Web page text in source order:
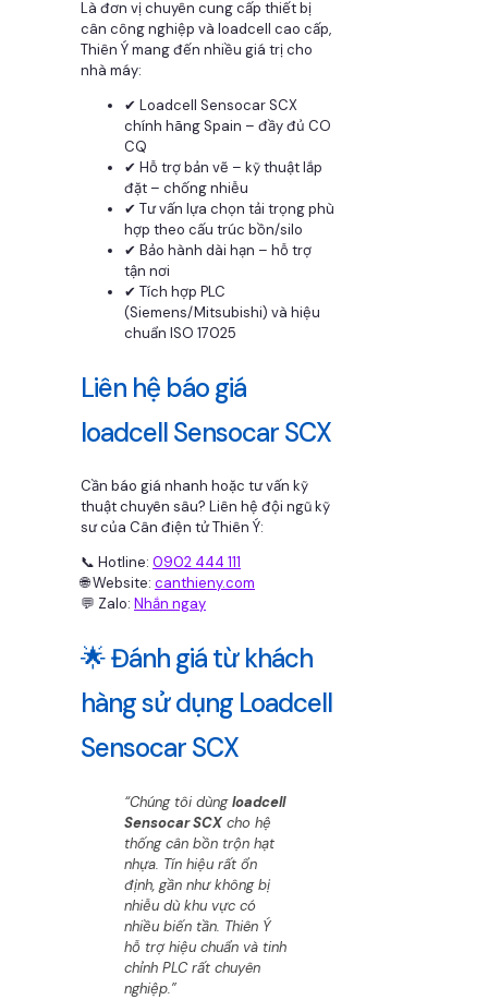
Là đơn vị chuyên cung cấp thiết bị
cân công nghiệp và loadcell cao cấp,
Thiên Ý mang đến nhiều giá trị cho
nhà máy:
✔ Loadcell Sensocar SCX
chính hãng Spain – đầy đủ CO
CQ
✔ Hỗ trợ bản vẽ – kỹ thuật lắp
đặt – chống nhiễu
✔ Tư vấn lựa chọn tải trọng phù
hợp theo cấu trúc bồn/silo
✔ Bảo hành dài hạn – hỗ trợ
tận nơi
✔ Tích hợp PLC
(Siemens/Mitsubishi) và hiệu
chuẩn ISO 17025
Liên hệ báo giá
loadcell Sensocar SCX
Cần báo giá nhanh hoặc tư vấn kỹ
thuật chuyên sâu? Liên hệ đội ngũ kỹ
sư của Cân điện tử Thiên Ý:
📞 Hotline: 0902 444 111
🌐 Website: canthieny.com
💬 Zalo: Nhắn ngay
🌟 Đánh giá từ khách
hàng sử dụng Loadcell
Sensocar SCX
“Chúng tôi dùngloadcell
Sensocar SCX cho hệ
thống cân bồn trộn hạt
nhựa. Tín hiệu rất ổn
định, gần như không bị
nhiễu dù khu vực có
nhiều biến tần. Thiên Ý
hỗ trợ hiệu chuẩn và tinh
chỉnh PLC rất chuyên
nghiệp.”